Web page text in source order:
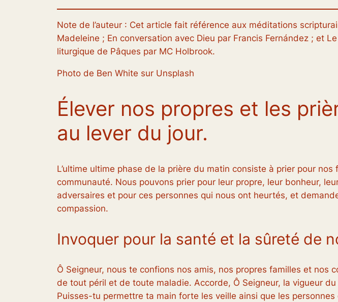
Note de l’auteur : Cet article fait référence aux méditations
Madeleine ; En conversation avec Dieu par Francis Fernández ; et
liturgique de Pâques par MC Holbrook.
Photo de Ben White sur Unsplash
Élever nos propres et les
au lever du jour.
L’ultime ultime phase de la prière du matin consiste à prier pour
communauté. Nous pouvons prier pour leur propre, leur bonheur,
adversaires et pour ces personnes qui nous ont heurtés, et
compassion.
Invoquer pour la santé et la sûreté de
Ô Seigneur, nous te confions nos amis, nos propres familles et
de tout péril et de toute maladie. Accorde, Ô Seigneur, la vigueur
Puisses-tu permettre ta main forte les veille ainsi que les